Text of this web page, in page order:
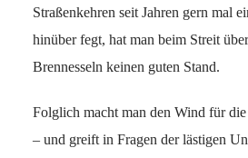
Straßenkehren seit Jahren gern mal
hinüber fegt, hat man beim Streit
Brennesseln keinen guten Stand.
Folglich macht man den Wind für
– und greift in Fragen der lästigen